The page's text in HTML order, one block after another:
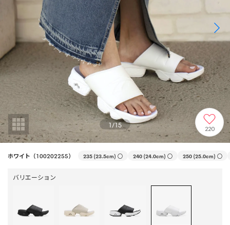
1/15 220
ホワイト（100202255） 235 (23.5cm) ○ 240 (24.0cm) ○ 250 (25.0cm) ○
バリエーション